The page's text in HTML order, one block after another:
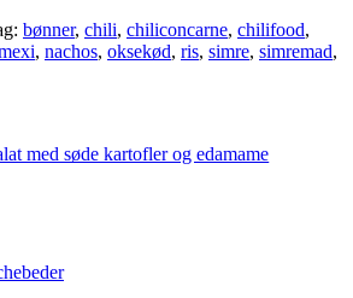
bønner, chili, chiliconcarne, chilifood,
, nachos, oksekød, ris, simre, simremad,
med søde kartofler og edamame